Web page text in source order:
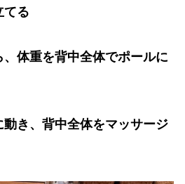
てる
体重を背中全体でポールに
動き、背中全体をマッサージ